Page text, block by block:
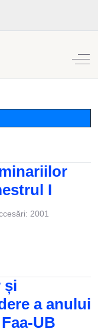
Off-
I
2001
și
a anului
UB